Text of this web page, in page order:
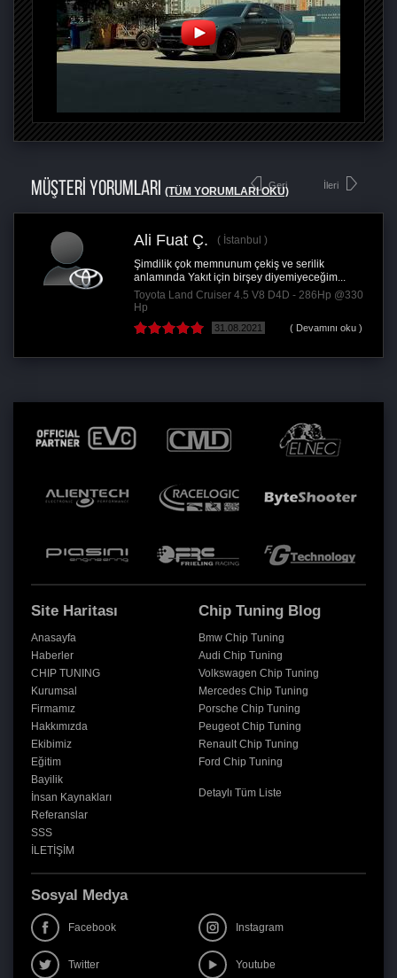
MÜŞTERİ YORUMLARI (TÜM YORUMLARI OKU)
Geri
Ali Fuat Ç.
İstanbul
Şimdilik çok memnunum çekiş ve serilik
anlamında Yakıt için birşey diyemiyeceğim...
Toyota Land Cruiser 4.5 V8 D4D - 286Hp @330
Hp
31.08.2021 ( Devamını oku )
İleri
Site Haritası
Anasayfa
Haberler
CHIP TUNING
Kurumsal
Firmamız
Hakkımızda
Ekibimiz
Eğitim
Bayilik
İnsan Kaynakları
Referanslar
SSS
İLETİŞİM
Chip Tuning Blog
Bmw Chip Tuning
Audi Chip Tuning
Volkswagen Chip Tuning
Mercedes Chip Tuning
Porsche Chip Tuning
Peugeot Chip Tuning
Renault Chip Tuning
Ford Chip Tuning
Detaylı Tüm Liste
Sosyal Medya
Facebook Instagram
Twitter Youtube